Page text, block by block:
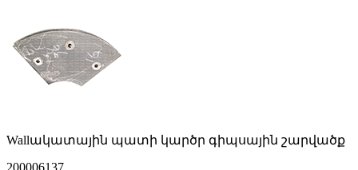
Wallակատային պատի կարծր գիպսային շարվածք
200006137